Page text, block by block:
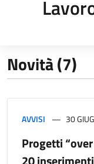
Novità (7)
AVVISI 30
Progetti